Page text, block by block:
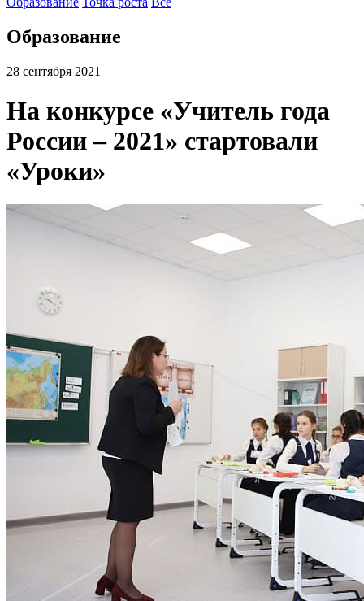
Образование
28 сентября 2021
На конкурсе «Учитель года
России – 2021» стартовали
«Уроки»